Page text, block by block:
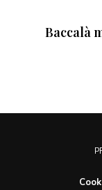
Baccalà